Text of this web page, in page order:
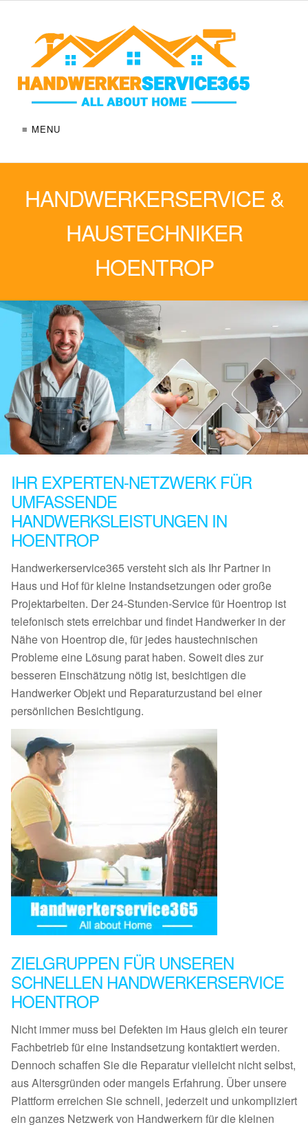
≡ MENU
HANDWERKERSERVICE &
HAUSTECHNIKER
HOENTROP
IHR EXPERTEN-NETZWERK FÜR
UMFASSENDE
HANDWERKSLEISTUNGEN IN
HOENTROP
Handwerkerservice365 versteht sich als Ihr Partner in
Haus und Hof für kleine Instandsetzungen oder große
Projektarbeiten. Der 24-Stunden-Service für Hoentrop ist
telefonisch stets erreichbar und findet Handwerker in der
Nähe von Hoentrop die, für jedes haustechnischen
Probleme eine Lösung parat haben. Soweit dies zur
besseren Einschätzung nötig ist, besichtigen die
Handwerker Objekt und Reparaturzustand bei einer
persönlichen Besichtigung.
ZIELGRUPPEN FÜR UNSEREN
SCHNELLEN HANDWERKERSERVICE
HOENTROP
Nicht immer muss bei Defekten im Haus gleich ein teurer
Fachbetrieb für eine Instandsetzung kontaktiert werden.
Dennoch schaffen Sie die Reparatur vielleicht nicht selbst,
aus Altersgründen oder mangels Erfahrung. Über unsere
Plattform erreichen Sie schnell, jederzeit und unkompliziert
ein ganzes Netzwerk von Handwerkern für die kleinen